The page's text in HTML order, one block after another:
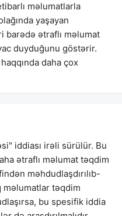
məlumatlarla
yaşayan
barədə ətraflı məlumat
duyduğunu göstərir.
daha çox
iddiası irəli sürülür. Bu
ətraflı məlumat təqdim
məhdudlaşdırılıb-
məlumatlar təqdim
bu spesifik iddia